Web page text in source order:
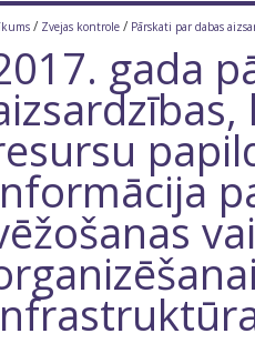
/ Zvejas kontrole / Pārskati par dabas
gada